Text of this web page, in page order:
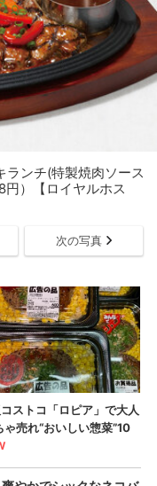
ランチ(特製焼肉ソース
円）【ロイヤルホス
次の写真